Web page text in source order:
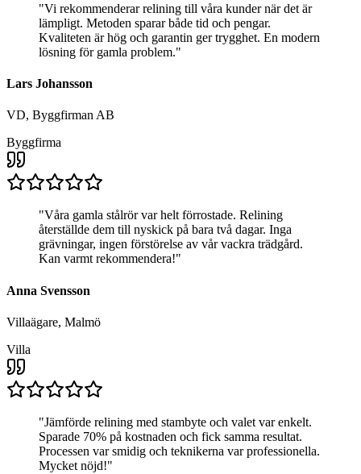
"Vi rekommenderar relining till våra kunder när det är
lämpligt. Metoden sparar både tid och pengar.
Kvaliteten är hög och garantin ger trygghet. En modern
lösning för gamla problem."
Lars Johansson
VD, Byggfirman AB
Byggfirma
"Våra gamla stålrör var helt förrostade. Relining
återställde dem till nyskick på bara två dagar. Inga
grävningar, ingen förstörelse av vår vackra trädgård.
Kan varmt rekommendera!"
Anna Svensson
Villaägare, Malmö
Villa
"Jämförde relining med stambyte och valet var enkelt.
Sparade 70% på kostnaden och fick samma resultat.
Processen var smidig och teknikerna var professionella.
Mycket nöjd!"